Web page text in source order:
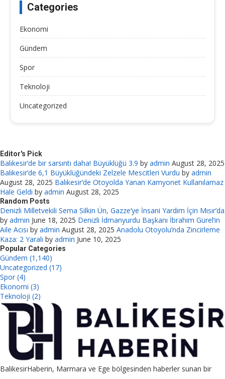
Categories
Ekonomi
Gündem
Spor
Teknoloji
Uncategorized
Editor's Pick
Balıkesir’de bir sarsıntı daha! Büyüklüğü 3.9 by admin August 28, 2025
Balıkesir’de 6,1 Büyüklüğündeki Zelzele Mescitleri Vurdu by admin
August 28, 2025 Balıkesir’de Otoyolda Yanan Kamyonet Kullanılamaz
Hale Geldi by admin August 28, 2025
Random Posts
Denizli Milletvekili Sema Silkin Ün, Gazze’ye İnsani Yardım İçin Mısır’da
by admin June 18, 2025 Denizli İdmanyurdu Başkanı İbrahim Gürel’in
Aile Acısı by admin August 28, 2025 Anadolu Otoyolu’nda Zincirleme
Kaza: 2 Yaralı by admin June 10, 2025
Popular Categories
Gündem (1,140)
Uncategorized (17)
Spor (4)
Ekonomi (3)
Teknoloji (2)
BalikesirHaberin, Marmara ve Ege bölgesinden haberler sunan bir